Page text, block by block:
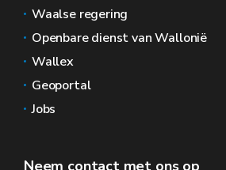
Waalse regering
Openbare dienst van Wallonië
Wallex
Geoportal
Jobs
Neem contact met ons op